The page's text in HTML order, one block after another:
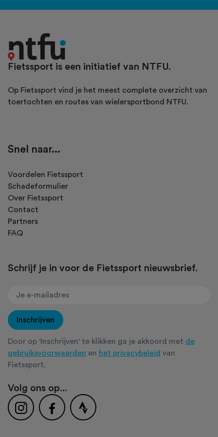
Fietssport is een initiatief van NTFU.
Op Fietssport vind je het meest complete overzicht van
toertochten en routes van wielersportbond NTFU.
Snel naar...
Voordelen Fietssport
Schadeformulier
Over Fietssport
Contact
Partners
FAQ
Schrijf je in voor de Fietssport nieuwsbrief.
Inschrijven
Door op 'Inschrijven' te klikken ga je akkoord met de
gebruiksvoorwaarden en het privacybeleid van
Fietssport.
Volg ons op...